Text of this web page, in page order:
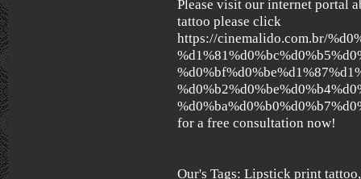
Please visit our internet portal
tattoo please click
https://cinemalido.com.br/
for a free consultation now!
Our's Tags: Lipstick print